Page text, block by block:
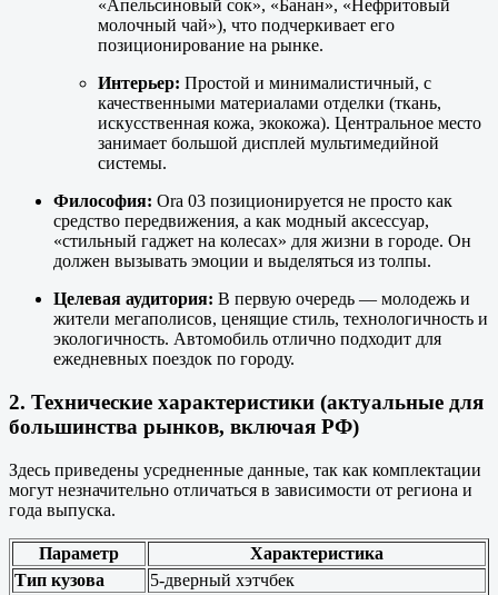
«Апельсиновый сок», «Банан», «Нефритовый
молочный чай»), что подчеркивает его
позиционирование на рынке.
Интерьер: Простой и минималистичный, с
качественными материалами отделки (ткань,
искусственная кожа, экокожа). Центральное место
занимает большой дисплей мультимедийной
системы.
Философия: Ora 03 позиционируется не просто как
средство передвижения, а как модный аксессуар,
«стильный гаджет на колесах» для жизни в городе. Он
должен вызывать эмоции и выделяться из толпы.
Целевая аудитория: В первую очередь — молодежь и
жители мегаполисов, ценящие стиль, технологичность и
экологичность. Автомобиль отлично подходит для
ежедневных поездок по городу.
2. Технические характеристики (актуальные для
большинства рынков, включая РФ)
Здесь приведены усредненные данные, так как комплектации
могут незначительно отличаться в зависимости от региона и
года выпуска.
Параметр
Характеристика
Тип кузова
5-дверный хэтчбек